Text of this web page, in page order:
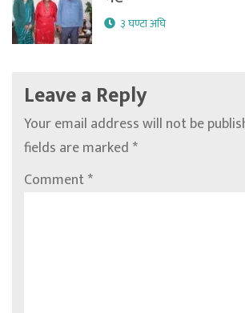
३ घण्टा अघि
Leave a Reply
Your email address will not be
fields are marked*
Comment*